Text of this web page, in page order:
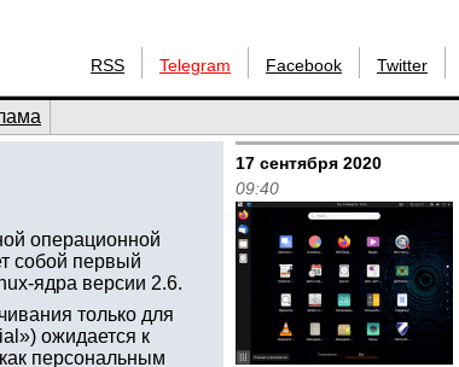
RSS Telegram Facebook Twitter
операционной
собой первый
ядра версии 2.6.
только для
ожидается к
персональным
17 сентября 2020
09:40